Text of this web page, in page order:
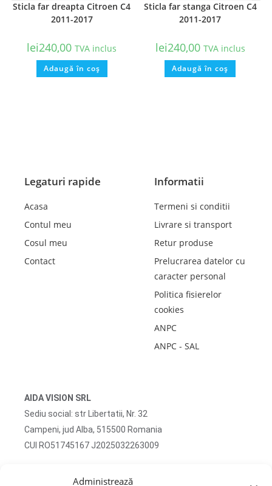
Administrează
Sticla far dreapta Citroen C4
2011-2017
lei240,00 TVA inclus
Adaugă în coș
Sticla far stanga Citroen C4
2011-2017
lei240,00 TVA inclus
Adaugă în coș
Legaturi rapide
Acasa
Contul meu
Cosul meu
Contact
Informatii
Termeni si conditii
Livrare si transport
Retur produse
Prelucrarea datelor cu
caracter personal
Politica fisierelor
cookies
ANPC
ANPC - SAL
AIDA VISION SRL
Sediu social: str Libertatii, Nr. 32
Campeni, jud Alba, 515500 Romania
CUI RO51745167 J2025032263009